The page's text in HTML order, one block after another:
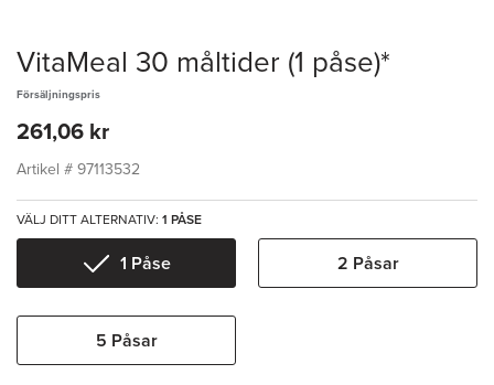
VitaMeal 30 måltider (1 påse)*
Försäljningspris
261,06 kr
Artikel # 97113532
VÄLJ DITT ALTERNATIV: 1 PÅSE
1 Påse 2 Påsar
5 Påsar